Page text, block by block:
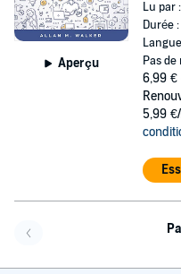
Aperçu
Lu par :
Durée
Pas
6,99 €
5,99